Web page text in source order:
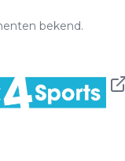
bekend.